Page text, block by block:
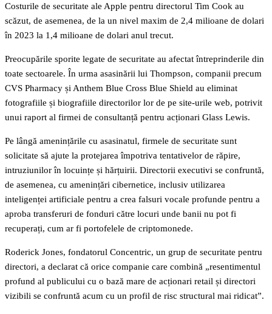
Costurile de securitate ale Apple pentru directorul Tim Cook au
scăzut, de asemenea, de la un nivel maxim de 2,4 milioane de dolari
în 2023 la 1,4 milioane de dolari anul trecut.
Preocupările sporite legate de securitate au afectat întreprinderile din
toate sectoarele. În urma asasinării lui Thompson, companii precum
CVS Pharmacy și Anthem Blue Cross Blue Shield au eliminat
fotografiile și biografiile directorilor lor de pe site-urile web, potrivit
unui raport al firmei de consultanță pentru acționari Glass Lewis.
Pe lângă amenințările cu asasinatul, firmele de securitate sunt
solicitate să ajute la protejarea împotriva tentativelor de răpire,
intruziunilor în locuințe și hărțuirii. Directorii executivi se confruntă,
de asemenea, cu amenințări cibernetice, inclusiv utilizarea
inteligenței artificiale pentru a crea falsuri vocale profunde pentru a
aproba transferuri de fonduri către locuri unde banii nu pot fi
recuperați, cum ar fi portofelele de criptomonede.
Roderick Jones, fondatorul Concentric, un grup de securitate pentru
directori, a declarat că orice companie care combină „resentimentul
profund al publicului cu o bază mare de acționari retail și directori
vizibili se confruntă acum cu un profil de risc structural mai ridicat”.